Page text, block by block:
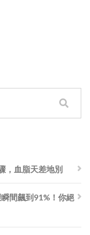
，血脂天差地別
間飆到91%！你絕